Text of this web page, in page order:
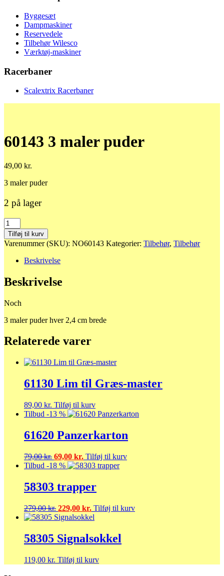
Byggesæt
Dampmaskiner
Reservedele
Tilbehør Wilesco
Værktøj-maskiner
Racerbaner
Scalextrix Racerbaner
60143 3 maler puder
49,00 kr.
3 maler puder
2 på lager
60143
3
maler
puder
antal
Tilføj til kurv
Varenummer (SKU): NO60143 Kategorier: Tilbehør, Tilbehør
Beskrivelse
Beskrivelse
Noch
3 maler puder hver 2,4 cm brede
Relaterede varer
61130 Lim til Græs-master
89,00 kr. Tilføj til kurv
Tilbud -13 %
61620 Panzerkarton
79,00kr. Den
oprindelige
var:
79,00 kr..
69,00 kr. Den
aktuelle
69,00 kr..
Tilføj til kurv
Tilbud -18 %
58303 trapper
279,00kr. Den
oprindelige
var:
279,00 kr..
229,00 kr. Den
aktuelle
229,00 kr..
Tilføj til kurv
58305 Signalsokkel
119,00 kr. Tilføj til kurv